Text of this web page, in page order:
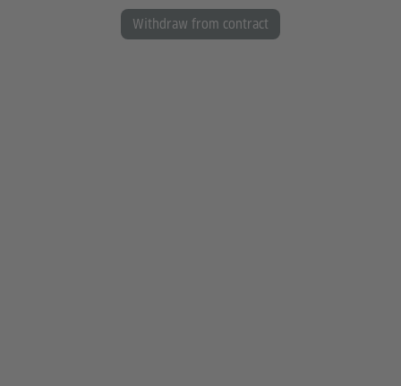
Withdraw from contract